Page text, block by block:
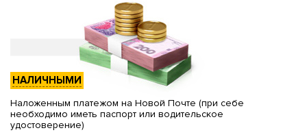
НАЛИЧНЫМИ
Наложенным платежом на Новой Почте (при себе
необходимо иметь паспорт или водительское
удостоверение)